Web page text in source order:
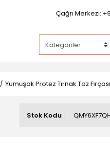
Çağrı Merkezi:
Yumuşak Protez Tırnak Toz Fırçası
Stok Kodu